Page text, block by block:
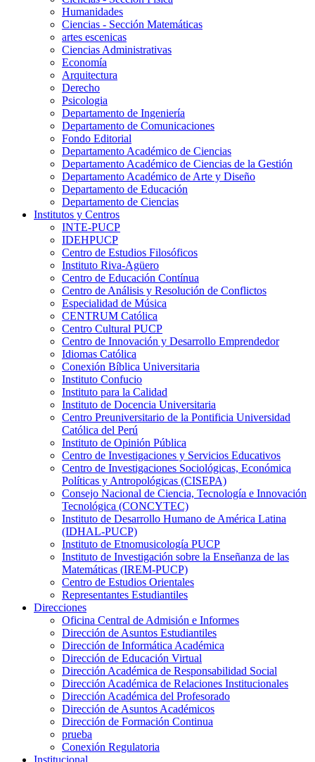
Humanidades
Ciencias - Sección Matemáticas
artes escenicas
Ciencias Administrativas
Economía
Arquitectura
Derecho
Psicologia
Departamento de Ingeniería
Departamento de Comunicaciones
Fondo Editorial
Departamento Académico de Ciencias
Departamento Académico de Ciencias de la Gestión
Departamento Académico de Arte y Diseño
Departamento de Educación
Departamento de Ciencias
Institutos y Centros
INTE-PUCP
IDEHPUCP
Centro de Estudios Filosóficos
Instituto Riva-Agüero
Centro de Educación Contínua
Centro de Análisis y Resolución de Conflictos
Especialidad de Música
CENTRUM Católica
Centro Cultural PUCP
Centro de Innovación y Desarrollo Emprendedor
Idiomas Católica
Conexión Bíblica Universitaria
Instituto Confucio
Instituto para la Calidad
Instituto de Docencia Universitaria
Centro Preuniversitario de la Pontificia Universidad
Católica del Perú
Instituto de Opinión Pública
Centro de Investigaciones y Servicios Educativos
Centro de Investigaciones Sociológicas, Económica
Políticas y Antropológicas (CISEPA)
Consejo Nacional de Ciencia, Tecnología e Innovación
Tecnológica (CONCYTEC)
Instituto de Desarrollo Humano de América Latina
(IDHAL-PUCP)
Instituto de Etnomusicología PUCP
Instituto de Investigación sobre la Enseñanza de las
Matemáticas (IREM-PUCP)
Centro de Estudios Orientales
Representantes Estudiantiles
Direcciones
Oficina Central de Admisión e Informes
Dirección de Asuntos Estudiantiles
Dirección de Informática Académica
Dirección de Educación Virtual
Dirección Académica de Responsabilidad Social
Dirección Académica de Relaciones Institucionales
Dirección Académica del Profesorado
Dirección de Asuntos Académicos
Dirección de Formación Continua
prueba
Conexión Regulatoria
Institucional